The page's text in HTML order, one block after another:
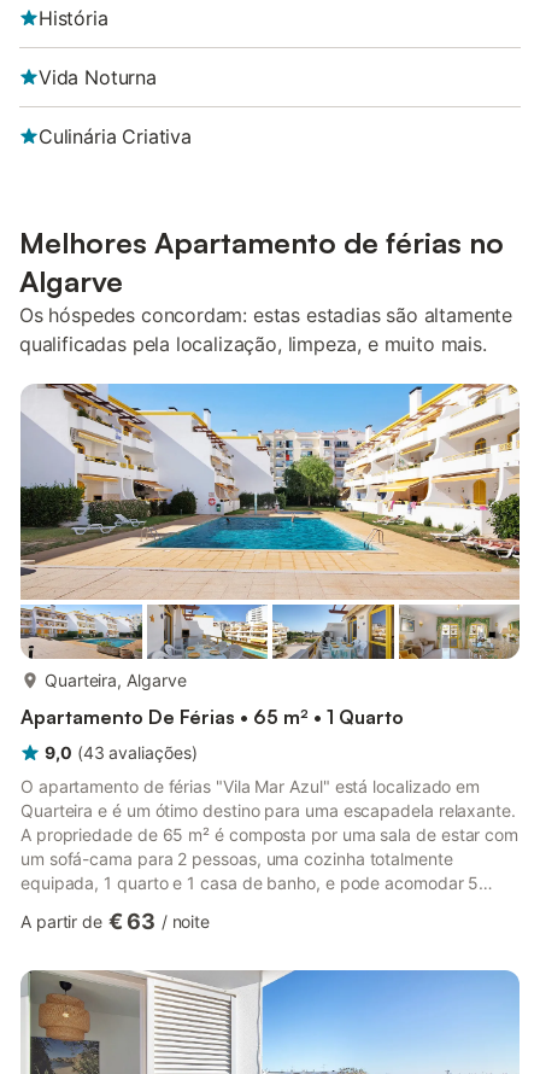
História
Vida Noturna
Culinária Criativa
Melhores Apartamento de férias no
Algarve
Os hóspedes concordam: estas estadias são altamente
qualificadas pela localização, limpeza, e muito mais.
Quarteira, Algarve
Apartamento De Férias • 65 m² • 1 Quarto
9,0 (43 avaliações)
O apartamento de férias "Vila Mar Azul" está localizado em
Quarteira e é um ótimo destino para uma escapadela relaxante.
A propriedade de 65 m² é composta por uma sala de estar com
um sofá-cama para 2 pessoas, uma cozinha totalmente
equipada, 1 quarto e 1 casa de banho, e pode acomodar 5
alta velocidade (adequado para chamadas de vídeo), uma
sua própria conta), ar condicionado, uma máquina de lavar
louça e uma máquina de lavar roupa. Também é fornecido um
berço. Os hós...
A partir de € 63 / noite